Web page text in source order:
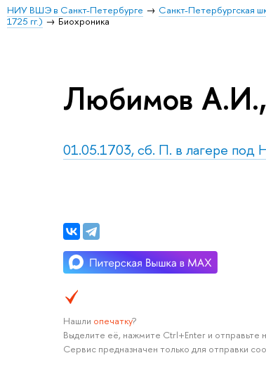
НИУ ВШЭ в Санкт-Петербурге Санкт-Петербургская
1725 гг.)
Биохроника
Любимов
01.05.1703, сб. П. в лагере под
Нашли опечатку?
Выделите её, нажмите Ctrl+Enter и отправьте
Сервис предназначен только для отправки